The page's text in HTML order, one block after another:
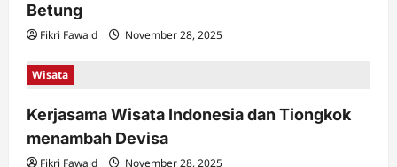
Betung
Fikri Fawaid November 28, 2025
Wisata
Kerjasama Wisata Indonesia dan Tiongkok
menambah Devisa
Fikri Fawaid November 28, 2025